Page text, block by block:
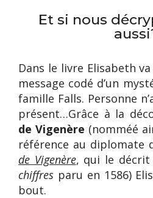
Et si nous
Dans le livre Elisabeth
message codé d’un
famille Falls. Personne
présent…Grâce à la
de Vigenère (nomméé
référence au diplomate
de Vigenère, qui le décrit
chiffres paru en 1586)
bout.